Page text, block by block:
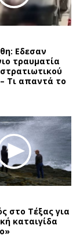
Εδεσαν
τραυματία
Τι απαντά το
στο Τέξας για
καταιγίδα